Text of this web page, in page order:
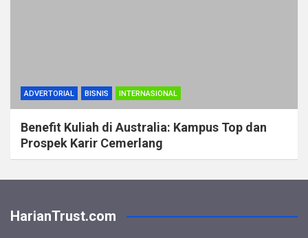
ADVERTORIAL BISNIS INTERNASIONAL
Benefit Kuliah di Australia: Kampus Top dan
Prospek Karir Cemerlang
HarianTrust.com